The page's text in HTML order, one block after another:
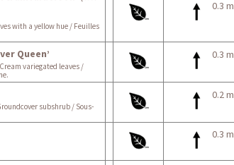
with a yellow hue / Feuilles
0.3 m
Queen’
variegated leaves /
0.3 m
subshrub / Sous-
0.2 m
0.3 m